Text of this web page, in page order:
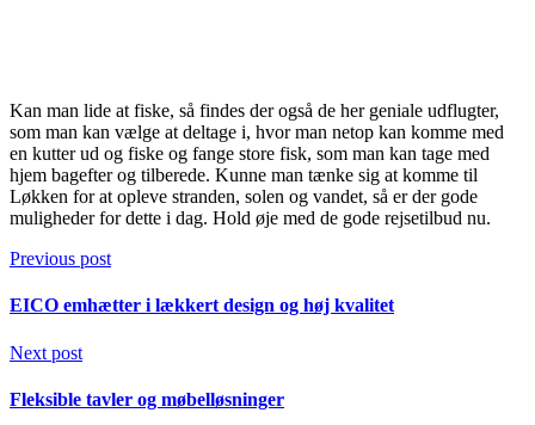
Kan man lide at fiske, så findes der også de her geniale udflugter,
som man kan vælge at deltage i, hvor man netop kan komme med
en kutter ud og fiske og fange store fisk, som man kan tage med
hjem bagefter og tilberede. Kunne man tænke sig at komme til
Løkken for at opleve stranden, solen og vandet, så er der gode
muligheder for dette i dag. Hold øje med de gode rejsetilbud nu.
Previous post
EICO emhætter i lækkert design og høj kvalitet
Next post
Fleksible tavler og møbelløsninger